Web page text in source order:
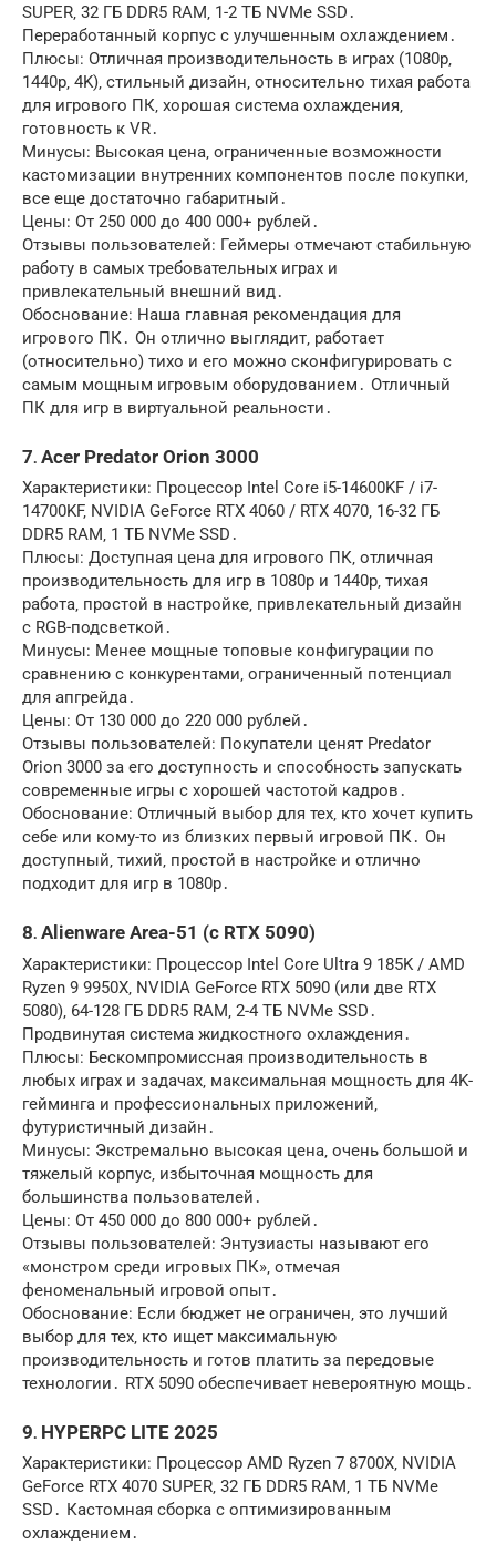
SUPER‚ 32 ГБ DDR5 RAM‚ 1-2 ТБ NVMe SSD․
Переработанный корпус с улучшенным охлаждением․
Плюсы: Отличная производительность в играх (1080p‚
1440p‚ 4K)‚ стильный дизайн‚ относительно тихая работа
для игрового ПК‚ хорошая система охлаждения‚
готовность к VR․
Минусы: Высокая цена‚ ограниченные возможности
кастомизации внутренних компонентов после покупки‚
все еще достаточно габаритный․
Цены: От 250 000 до 400 000+ рублей․
Отзывы пользователей: Геймеры отмечают стабильную
работу в самых требовательных играх и
привлекательный внешний вид․
Обоснование: Наша главная рекомендация для
игрового ПК․ Он отлично выглядит‚ работает
(относительно) тихо и его можно сконфигурировать с
самым мощным игровым оборудованием․ Отличный
ПК для игр в виртуальной реальности․
7․ Acer Predator Orion 3000
Характеристики: Процессор Intel Core i5-14600KF / i7-
14700KF‚ NVIDIA GeForce RTX 4060 / RTX 4070‚ 16-32 ГБ
DDR5 RAM‚ 1 ТБ NVMe SSD․
Плюсы: Доступная цена для игрового ПК‚ отличная
производительность для игр в 1080p и 1440p‚ тихая
работа‚ простой в настройке‚ привлекательный дизайн
с RGB-подсветкой․
Минусы: Менее мощные топовые конфигурации по
сравнению с конкурентами‚ ограниченный потенциал
для апгрейда․
Цены: От 130 000 до 220 000 рублей․
Отзывы пользователей: Покупатели ценят Predator
Orion 3000 за его доступность и способность запускать
современные игры с хорошей частотой кадров․
Обоснование: Отличный выбор для тех‚ кто хочет купить
себе или кому-то из близких первый игровой ПК․ Он
доступный‚ тихий‚ простой в настройке и отлично
подходит для игр в 1080p․
8․ Alienware Area-51 (с RTX 5090)
Характеристики: Процессор Intel Core Ultra 9 185K / AMD
Ryzen 9 9950X‚ NVIDIA GeForce RTX 5090 (или две RTX
5080)‚ 64-128 ГБ DDR5 RAM‚ 2-4 ТБ NVMe SSD․
Продвинутая система жидкостного охлаждения․
Плюсы: Бескомпромиссная производительность в
любых играх и задачах‚ максимальная мощность для 4K-
гейминга и профессиональных приложений‚
футуристичный дизайн․
Минусы: Экстремально высокая цена‚ очень большой и
тяжелый корпус‚ избыточная мощность для
большинства пользователей․
Цены: От 450 000 до 800 000+ рублей․
Отзывы пользователей: Энтузиасты называют его
«монстром среди игровых ПК»‚ отмечая
феноменальный игровой опыт․
Обоснование: Если бюджет не ограничен‚ это лучший
выбор для тех‚ кто ищет максимальную
производительность и готов платить за передовые
технологии․ RTX 5090 обеспечивает невероятную мощь․
9․ HYPERPC LITE 2025
Характеристики: Процессор AMD Ryzen 7 8700X‚ NVIDIA
GeForce RTX 4070 SUPER‚ 32 ГБ DDR5 RAM‚ 1 ТБ NVMe
SSD․ Кастомная сборка с оптимизированным
охлаждением․